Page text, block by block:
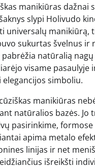
manikiūras dažnai
slypi Holivudo
universalų manikiūrą,
sukurtas švelnus ir
natūralią
visame pasaulyje
simboliu.
manikiūras
natūralios bazės. Jo
pasirinkime,
apima metalo
linijas ir net
išreikšti